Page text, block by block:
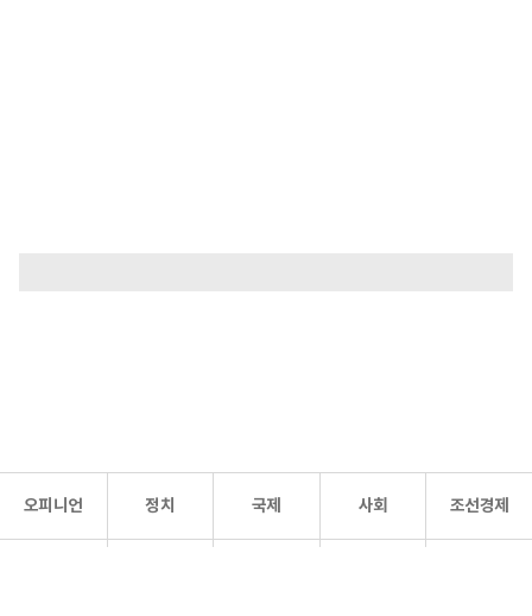
오피니언 정치 국제 사회 조선경제